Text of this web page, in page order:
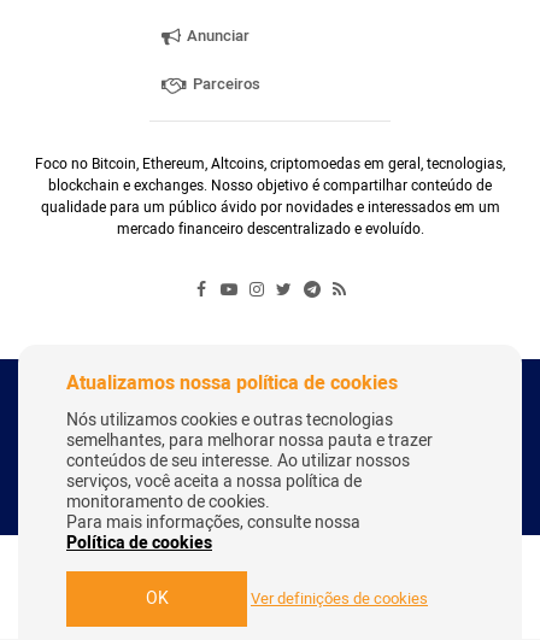
Anunciar
Parceiros
Foco no Bitcoin, Ethereum, Altcoins, criptomoedas em geral, tecnologias,
blockchain e exchanges. Nosso objetivo é compartilhar conteúdo de
qualidade para um público ávido por novidades e interessados em um
mercado financeiro descentralizado e evoluído.
Copyright Webitcoin 2018 - Todos os Direitos Reservados
Desenvolvido por: Herick Correa
Atualizamos nossa política de cookies
Nós utilizamos cookies e outras tecnologias
semelhantes, para melhorar nossa pauta e trazer
conteúdos de seu interesse. Ao utilizar nossos
serviços, você aceita a nossa política de
monitoramento de cookies.
Para mais informações, consulte nossa
Política de cookies
OK Ver definições de cookies